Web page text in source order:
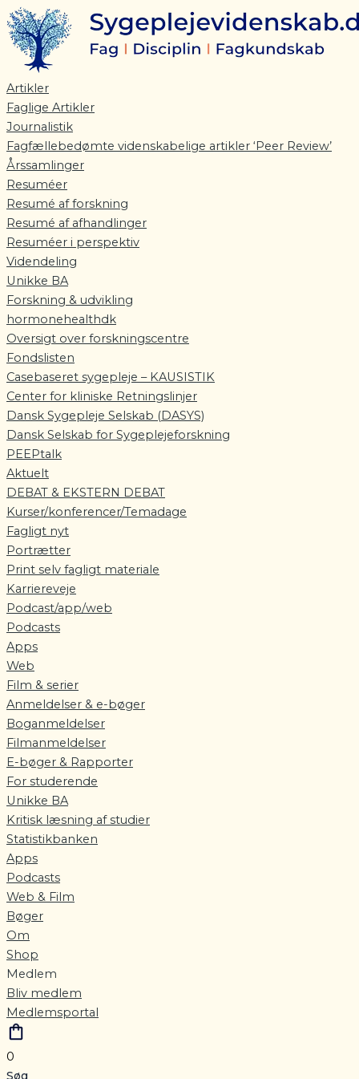
Gå
til
indholdet
Artikler
Faglige Artikler
Journalistik
Fagfællebedømte videnskabelige artikler ‘Peer Review’
Årssamlinger
Resuméer
Resumé af forskning
Resumé af afhandlinger
Resuméer i perspektiv
Videndeling
Unikke BA
Forskning & udvikling
hormonehealthdk
Oversigt over forskningscentre
Fondslisten
Casebaseret sygepleje – KAUSISTIK
Center for kliniske Retningslinjer
Dansk Sygepleje Selskab (DASYS)
Dansk Selskab for Sygeplejeforskning
PEEPtalk
Aktuelt
DEBAT & EKSTERN DEBAT
Kurser/konferencer/Temadage
Fagligt nyt
Portrætter
Print selv fagligt materiale
Karriereveje
Podcast/app/web
Podcasts
Apps
Web
Film & serier
Anmeldelser & e-bøger
Boganmeldelser
Filmanmeldelser
E-bøger & Rapporter
For studerende
Unikke BA
Kritisk læsning af studier
Statistikbanken
Apps
Podcasts
Web & Film
Bøger
Om
Shop
Medlem
Bliv medlem
Medlemsportal
0
Søg